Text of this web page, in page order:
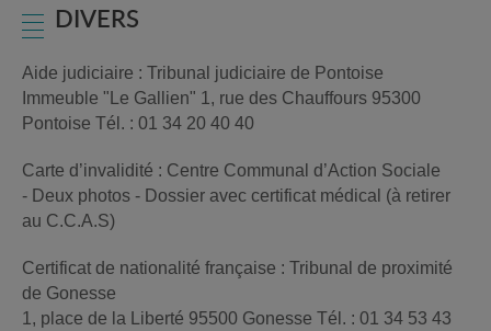
DIVERS
Aide judiciaire : Tribunal judiciaire de Pontoise
Immeuble "Le Gallien" 1, rue des Chauffours 95300
Pontoise Tél. : 01 34 20 40 40
Carte d’invalidité : Centre Communal d’Action Sociale
- Deux photos - Dossier avec certificat médical (à retirer
au C.C.A.S)
Certificat de nationalité française : Tribunal de proximité
de Gonesse
1, place de la Liberté 95500 Gonesse Tél. : 01 34 53 43